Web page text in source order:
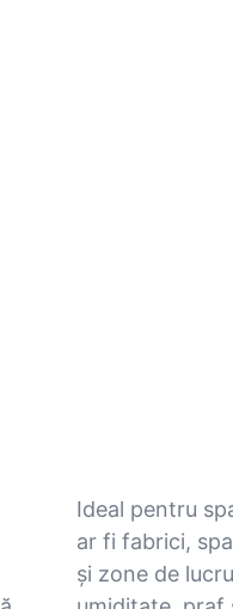
Ideal pentru
ar fi fabrici,
și zone de